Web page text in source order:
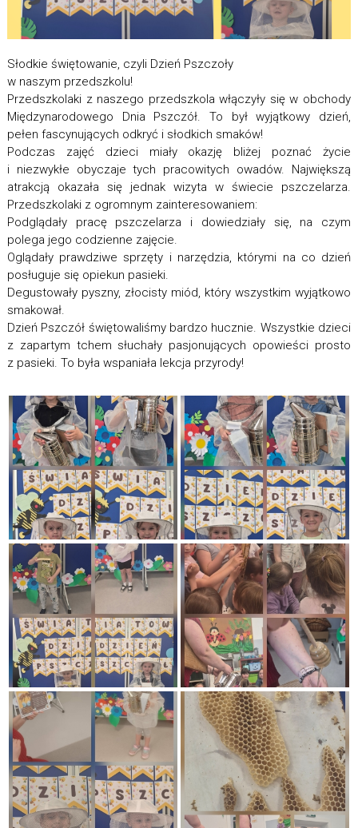
Słodkie świętowanie, czyli Dzień Pszczoły
w naszym przedszkolu!
Przedszkolaki z naszego przedszkola włączyły się w obchody
Międzynarodowego Dnia Pszczół. To był wyjątkowy dzień,
pełen fascynujących odkryć i słodkich smaków!
Podczas zajęć dzieci miały okazję bliżej poznać życie
i niezwykłe obyczaje tych pracowitych owadów. Największą
atrakcją okazała się jednak wizyta w świecie pszczelarza.
Przedszkolaki z ogromnym zainteresowaniem:
Podglądały pracę pszczelarza i dowiedziały się, na czym
polega jego codzienne zajęcie.
Oglądały prawdziwe sprzęty i narzędzia, którymi na co dzień
posługuje się opiekun pasieki.
Degustowały pyszny, złocisty miód, który wszystkim wyjątkowo
smakował.
Dzień Pszczół świętowaliśmy bardzo hucznie. Wszystkie dzieci
z zapartym tchem słuchały pasjonujących opowieści prosto
z pasieki. To była wspaniała lekcja przyrody!